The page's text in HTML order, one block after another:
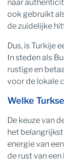
naar
ook gebruikt
de zuidelijke
Dus, is Turkije
In steden als
rustige en
voor de lokale
Welke
De keuze van
het
energie van
de rust van